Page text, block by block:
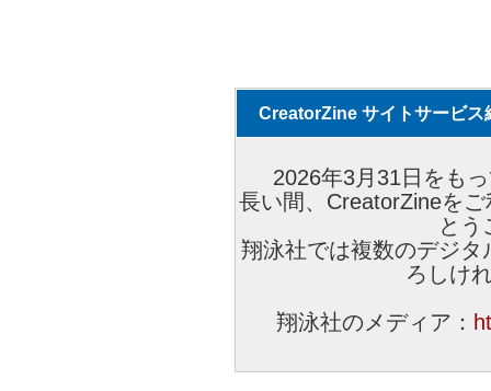
CreatorZine サイトサービス
2026年3月31日をも
長い間、CreatorZineを
とう
翔泳社では複数のデジ
ろしけ
翔泳社のメディア：